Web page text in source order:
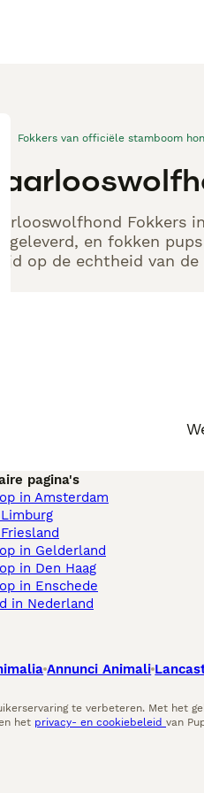
Fokkers van officiële stamboom
Fokkers
en fokken
op de echtheid van
pagina's
in Amsterdam
in Gelderland
in Den Haag
in Enschede
in Nederland
Annunci Animali
te verbeteren. Met het
het privacy- en cookiebeleid van